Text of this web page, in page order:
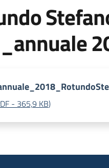
- 365,9 KB)